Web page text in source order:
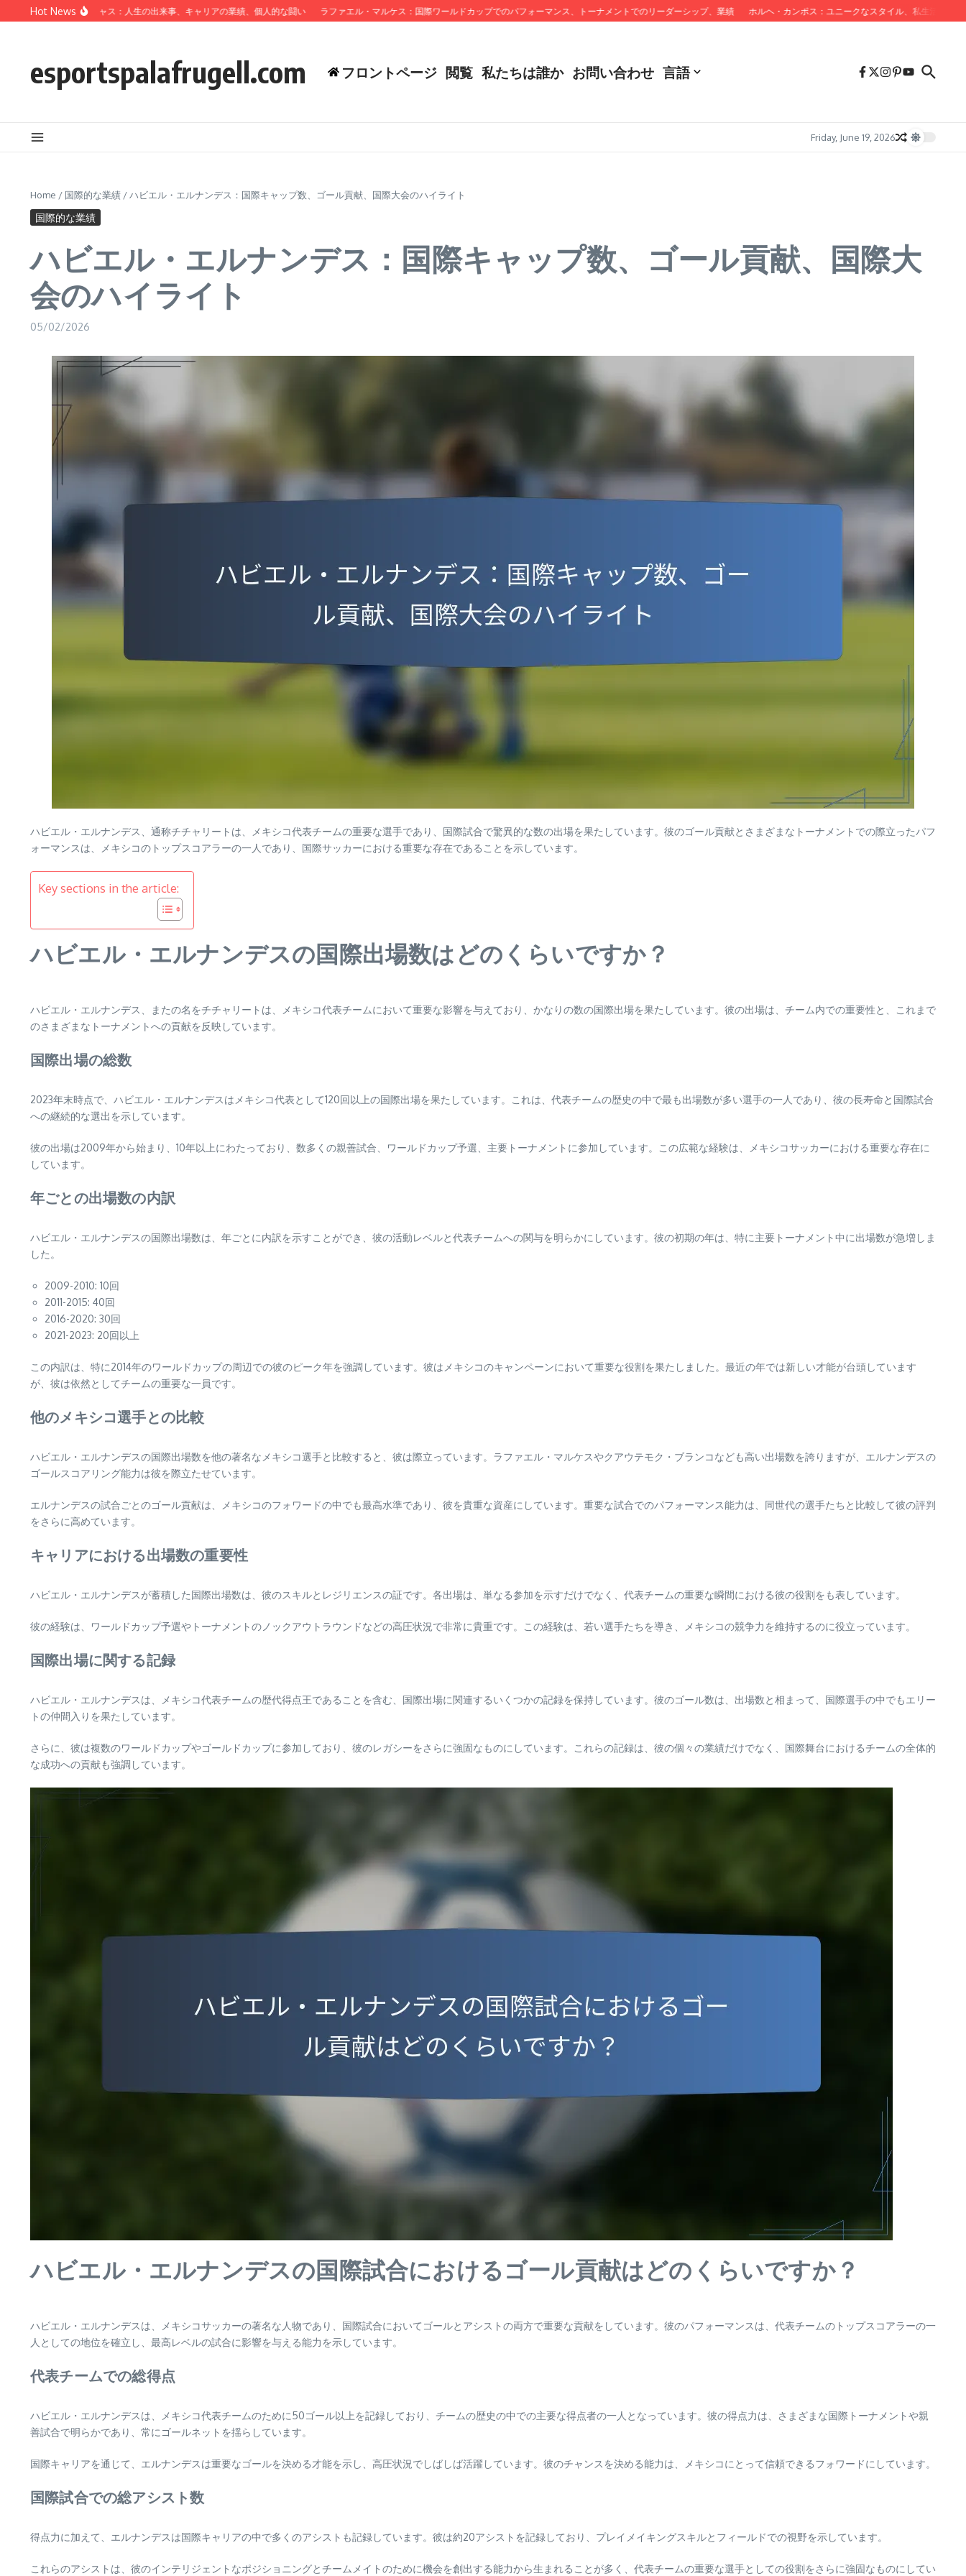
Skip to content
Hot News
ドール・カバーニャス：人生の出来事、キャリアの業績、個人的な闘い ラファエル・マルケス：国際ワールドカップでのパフォーマンス、トーナメントでのリーダーシップ、業績 ホルヘ・カンポス：ユニークなスタイル、私生活、キャリアの
esportspalafrugell.com フロントページ 閲覧 私たちは誰か お問い合わせ 言語
Friday, June 19, 2026
Home / 国際的な業績 /ハビエル・エルナンデス：国際キャップ数、ゴール貢献、国際大会のハイライト
国際的な業績
ハビエル・エルナンデス：国際キャップ数、ゴール貢献、国際大
会のハイライト
05/02/2026
ハビエル・エルナンデス、通称チチャリートは、メキシコ代表チームの重要な選手であり、国際試合で驚異的な数の出場を果たしています。彼のゴール貢献とさまざまなトーナメントでの際立ったパフ
ォーマンスは、メキシコのトップスコアラーの一人であり、国際サッカーにおける重要な存在であることを示しています。
Key sections in the article:
ハビエル・エルナンデスの国際出場数はどのくらいですか？
ハビエル・エルナンデス、またの名をチチャリートは、メキシコ代表チームにおいて重要な影響を与えており、かなりの数の国際出場を果たしています。彼の出場は、チーム内での重要性と、これまで
のさまざまなトーナメントへの貢献を反映しています。
国際出場の総数
2023年末時点で、ハビエル・エルナンデスはメキシコ代表として120回以上の国際出場を果たしています。これは、代表チームの歴史の中で最も出場数が多い選手の一人であり、彼の長寿命と国際試合
への継続的な選出を示しています。
彼の出場は2009年から始まり、10年以上にわたっており、数多くの親善試合、ワールドカップ予選、主要トーナメントに参加しています。この広範な経験は、メキシコサッカーにおける重要な存在に
しています。
年ごとの出場数の内訳
ハビエル・エルナンデスの国際出場数は、年ごとに内訳を示すことができ、彼の活動レベルと代表チームへの関与を明らかにしています。彼の初期の年は、特に主要トーナメント中に出場数が急増しま
した。
2009-2010: 10回
2011-2015: 40回
2016-2020: 30回
2021-2023: 20回以上
この内訳は、特に2014年のワールドカップの周辺での彼のピーク年を強調しています。彼はメキシコのキャンペーンにおいて重要な役割を果たしました。最近の年では新しい才能が台頭しています
が、彼は依然としてチームの重要な一員です。
他のメキシコ選手との比較
ハビエル・エルナンデスの国際出場数を他の著名なメキシコ選手と比較すると、彼は際立っています。ラファエル・マルケスやクアウテモク・ブランコなども高い出場数を誇りますが、エルナンデスの
ゴールスコアリング能力は彼を際立たせています。
エルナンデスの試合ごとのゴール貢献は、メキシコのフォワードの中でも最高水準であり、彼を貴重な資産にしています。重要な試合でのパフォーマンス能力は、同世代の選手たちと比較して彼の評判
をさらに高めています。
キャリアにおける出場数の重要性
ハビエル・エルナンデスが蓄積した国際出場数は、彼のスキルとレジリエンスの証です。各出場は、単なる参加を示すだけでなく、代表チームの重要な瞬間における彼の役割をも表しています。
彼の経験は、ワールドカップ予選やトーナメントのノックアウトラウンドなどの高圧状況で非常に貴重です。この経験は、若い選手たちを導き、メキシコの競争力を維持するのに役立っています。
国際出場に関する記録
ハビエル・エルナンデスは、メキシコ代表チームの歴代得点王であることを含む、国際出場に関連するいくつかの記録を保持しています。彼のゴール数は、出場数と相まって、国際選手の中でもエリー
トの仲間入りを果たしています。
さらに、彼は複数のワールドカップやゴールドカップに参加しており、彼のレガシーをさらに強固なものにしています。これらの記録は、彼の個々の業績だけでなく、国際舞台におけるチームの全体的
な成功への貢献も強調しています。
ハビエル・エルナンデスの国際試合におけるゴール貢献はどのくらいですか？
ハビエル・エルナンデスは、メキシコサッカーの著名な人物であり、国際試合においてゴールとアシストの両方で重要な貢献をしています。彼のパフォーマンスは、代表チームのトップスコアラーの一
人としての地位を確立し、最高レベルの試合に影響を与える能力を示しています。
代表チームでの総得点
ハビエル・エルナンデスは、メキシコ代表チームのために50ゴール以上を記録しており、チームの歴史の中での主要な得点者の一人となっています。彼の得点力は、さまざまな国際トーナメントや親
善試合で明らかであり、常にゴールネットを揺らしています。
国際キャリアを通じて、エルナンデスは重要なゴールを決める才能を示し、高圧状況でしばしば活躍しています。彼のチャンスを決める能力は、メキシコにとって信頼できるフォワードにしています。
国際試合での総アシスト数
得点力に加えて、エルナンデスは国際キャリアの中で多くのアシストも記録しています。彼は約20アシストを記録しており、プレイメイキングスキルとフィールドでの視野を示しています。
これらのアシストは、彼のインテリジェントなポジショニングとチームメイトのために機会を創出する能力から生まれることが多く、代表チームの重要な選手としての役割をさらに強固なものにしてい